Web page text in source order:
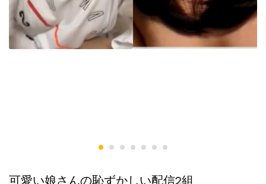
可愛い娘さんの恥ずかしい配信2組